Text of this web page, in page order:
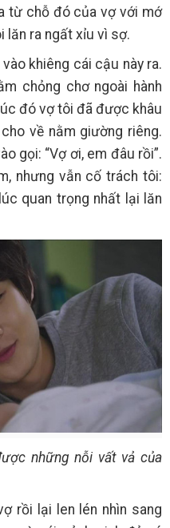
từ chỗ đó của vợ với mớ
lăn ra ngất xỉu vì sợ.
khiêng cái cậu này ra.
chỏng chơ ngoài hành
đó vợ tôi đã được khâu
về nằm giường riêng.
gọi: “Vợ ơi, em đâu rồi”.
nhưng vẫn cố trách tôi:
quan trọng nhất lại lăn
những nỗi vất vả của
rồi lại len lén nhìn sang